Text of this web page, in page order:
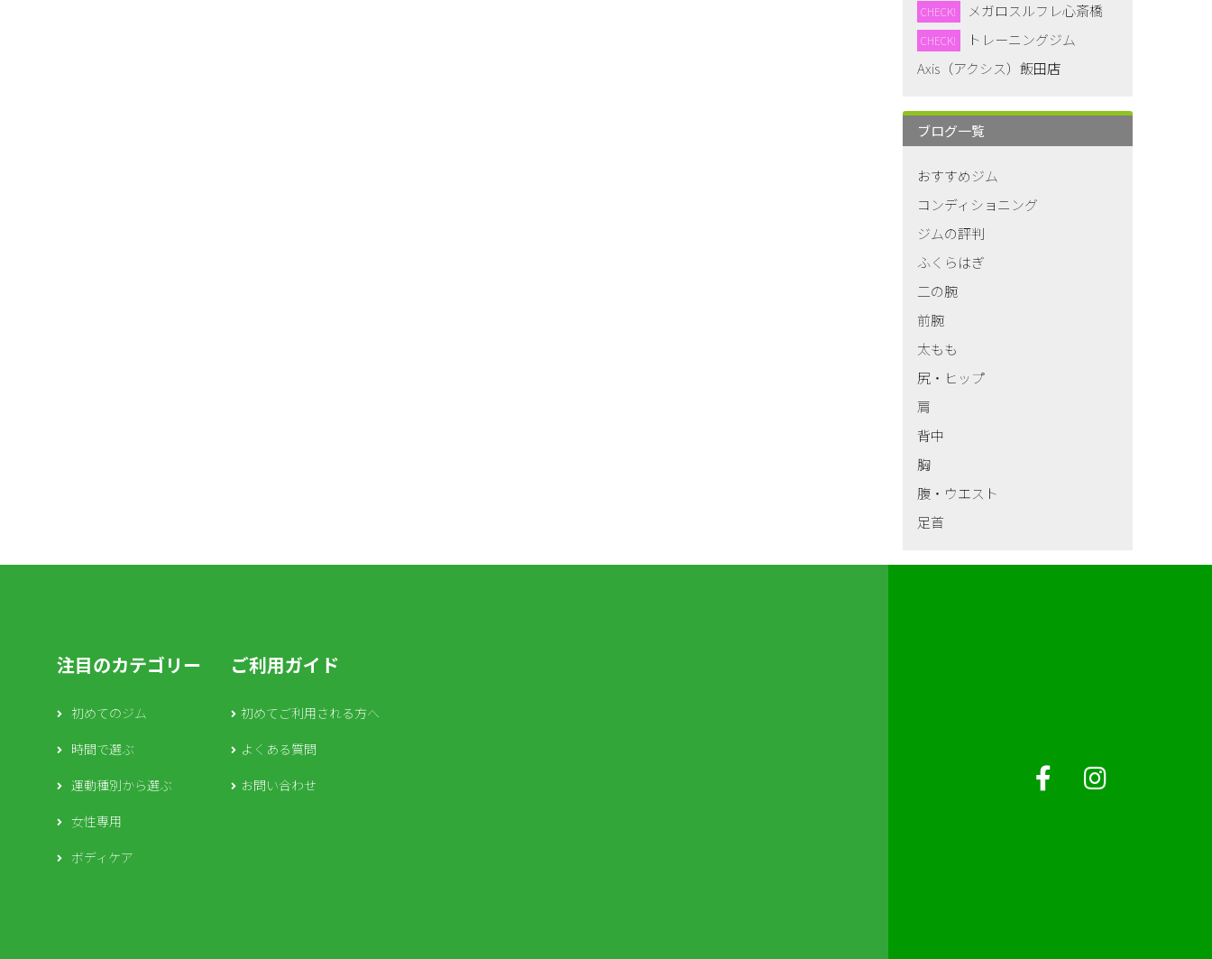
CHECK! メガロスルフレ心斎橋
CHECK!
トレーニングジム
Axis（アクシス）飯田店
ブログ一覧
おすすめジム
コンディショニング
ジムの評判
ふくらはぎ
二の腕
前腕
太もも
尻・ヒップ
肩
背中
胸
腹・ウエスト
足首
注目のカテゴリー
初めてのジム
時間で選ぶ
運動種別から選ぶ
女性専用
ボディケア
ご利用ガイド
初めてご利用される方へ
よくある質問
お問い合わせ